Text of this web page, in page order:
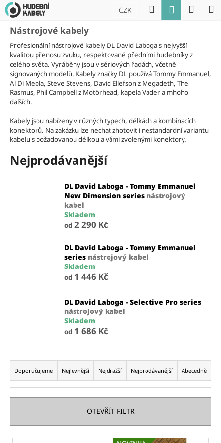
Přejít
na
obsah
CZK Hledat Přihlášení
Nástrojové kabely
Profesionální nástrojové kabely DL David Laboga s nejvyšší
kvalitou přenosu zvuku, respektované předními hudebníky z
celého světa. Vyráběny jsou v sériových řadách, včetně
signovaných modelů. Kabely značky DL používá Tommy Emmanuel,
Al Di Meola, Steve Stevens, David Ellefson z Megadeth, The
Rasmus, Phil Campbell z Motörhead, kapela Vader a mhoho
dalších.
Kabely jsou nabízeny v různých typech, délkách a kombinacích
konektorů. Na zakázku lze nechat zhotovit i nestandardní variantu
kabelu s požadovanou délkou a vámi zvolenými konektory.
Nejprodávanější
DL David Laboga - Tommy Emmanuel
New Dimension series nástrojový
kabel
Skladem
od 2 290 Kč
DL David Laboga - Tommy Emmanuel
series nástrojový kabel
Skladem
od 1 446 Kč
DL David Laboga - Selective Pro series
nástrojový kabel
Skladem
od 1 686 Kč
Ř
a
z
e
í
p
Doporučujeme Nejlevnější Nejdražší Nejprodávanější Abecedně
OTEVŘÍT FILTR
K
o Zpět
Zpět
C
o
p
o
t
ř
e
b
u
j
HLEDAT
D
o
p
r